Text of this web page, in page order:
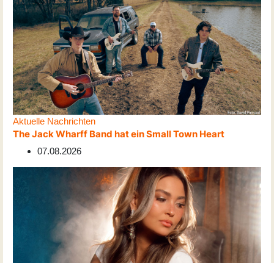
Aktuelle Nachrichten
The Jack Wharff Band hat ein Small Town Heart
07.08.2026